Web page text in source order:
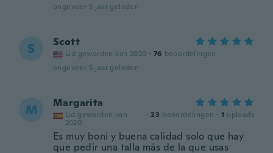
ongeveer 5 jaar geleden
S Scott
Lid geworden van 2020 · 76 beoordelingen
ongeveer 5 jaar geleden
M Margarita
Lid geworden van
2020
· 23 beoordelingen · 1 uploads
Es muy boni y buena calidad solo que hay
que pedir una talla más de la que usas